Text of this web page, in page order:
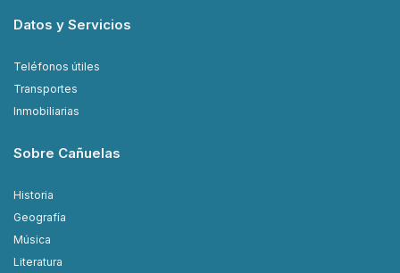
Datos y Servicios
Teléfonos útiles
Transportes
Inmobiliarias
Sobre Cañuelas
Historia
Geografía
Música
Literatura